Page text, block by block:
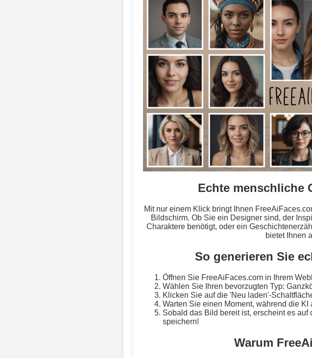
Echte menschliche
Mit nur einem Klick bringt Ihnen
Bildschirm. Ob Sie ein Designer sind, der
Charaktere benötigt, oder ein
bietet Ihnen
So generieren Sie
Öffnen Sie FreeAiFaces.com in Ihrem
Wählen Sie Ihren bevorzugten Typ:
Klicken Sie auf die 'Neu laden'-
Warten Sie einen Moment, während die KI
Sobald das Bild bereit ist, erscheint es
speichern!
Warum